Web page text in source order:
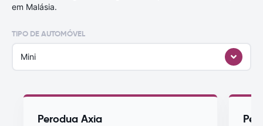
em Malásia.
TIPO DE AUTOMÓVEL
Mini
Perodua Axia